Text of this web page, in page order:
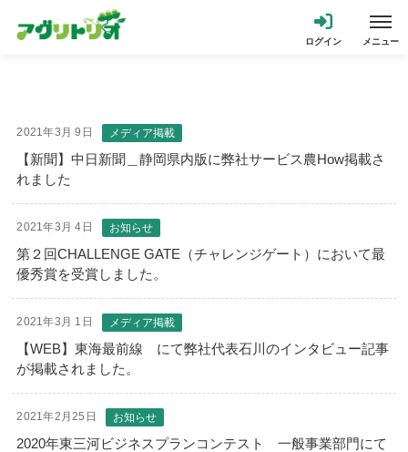
2021年3月 9日 メディア掲載
【新聞】中日新聞＿静岡県内版に弊社サービス農How掲載さ
れました
2021年3月 4日 お知らせ
第２回CHALLENGE GATE（チャレンジゲート）において最
優秀賞を受賞しました。
2021年3月 1日 メディア掲載
【WEB】東海最前線 にて弊社代表石川のインタビュー記事
が掲載されました。
2021年2月25日 お知らせ
2020年東三河ビジネスプランコンテスト 一般事業部門にて